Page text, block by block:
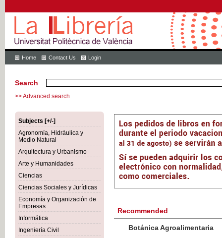
Home Contact Us Login
Search
>> Advanced search
Subjects [+/-]
Agronomía, Hidráulica y
Medio Natural
Arquitectura y Urbanismo
Arte y Humanidades
Ciencias
Ciencias Sociales y Jurídicas
Economía y Organización de
Empresas
Informática
Ingeniería Civil
Recommended
Botánica Agroalimentaria